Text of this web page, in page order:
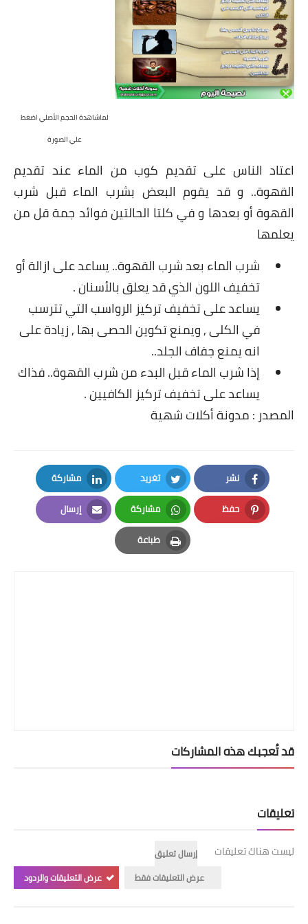
شوربات
سلطات
ساندويشات
مخبوزات
أطباق بحرية
وصفات حصرية
الجمال والريجيم
الريجيم والرشاقة
العناية بالبشرة
أطباق عيد الأضحي
مشروب وحلا
مشروبات
حلويات
لماشاهدة الحجم الأصلي اضغط
علي الصورة
اعتاد الناس على تقديم كوب من الماء عند تقديم
القهوة.. و قد يقوم البعض بشرب الماء قبل شرب
القهوة أو بعدها و في كلتا الحالتين فوائد جمة قل من
يعلمها
شرب الماء بعد شرب القهوة.. يساعد على ازالة أو
تخفيف اللون الذي قد يعلق بالأسنان .
يساعد على تخفيف تركيز الرواسب التي تترسب
في الكلى , ويمنع تكوين الحصى بها ,زيادة على
انه يمنع جفاف الجلد..
إذا شرب الماء قبل البدء من شرب القهوة..فذاك
يساعد على تخفيف تركيز الكافيين .
المصدر :مدونة أكلات شهية
نشر
Facebook
تغريد
Twitter
مشاركة
LinkedIn
حفظ
Pinterest
مشاركة
Whatsapp
إرسال
Email
طباعة
Print
قد تُعجبك هذه المشاركات
تعليقات
ليست هناك تعليقات
إرسال تعليق
عرض التعليقات فقط
عرض التعليقات والردود